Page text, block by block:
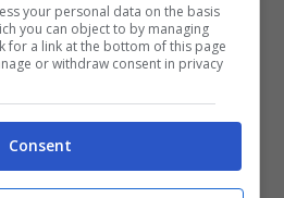
e dei trasporti Matteo Salvini
che fa sospendere la
nellafermata o sosta
motivo(per
your personal data on the basis
you can object to by managing
for a link at the bottom of this page
or withdraw consent in privacy
Consent